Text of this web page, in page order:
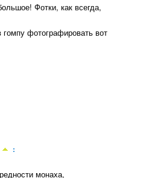
Фотки, как всегда,
фотографировать вот
:
монаха,